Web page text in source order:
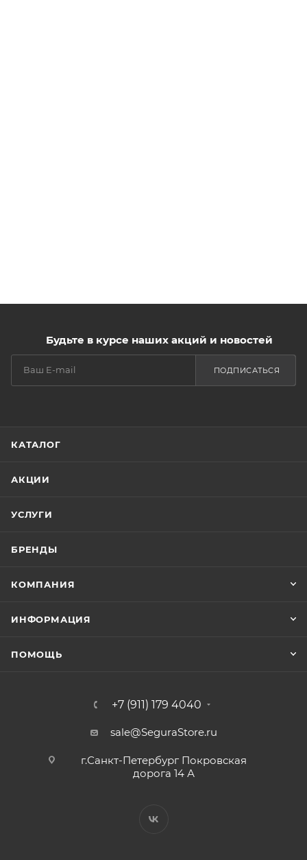
Будьте в курсе наших акций и новостей
ПОДПИСАТЬСЯ
КАТАЛОГ
АКЦИИ
УСЛУГИ
БРЕНДЫ
КОМПАНИЯ
ИНФОРМАЦИЯ
ПОМОЩЬ
+7 (911) 179 4040
sale@SeguraStore.ru
г.Санкт-Петербург Покровская
дорога 14 А